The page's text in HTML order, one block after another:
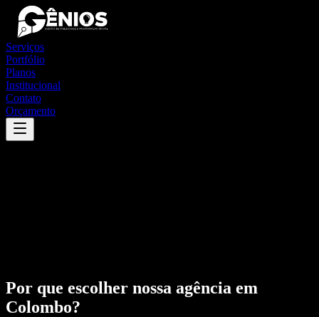
Serviços
Portfólio
Planos
Institucional
Contato
Orçamento
Por que escolher nossa agência em
Colombo?